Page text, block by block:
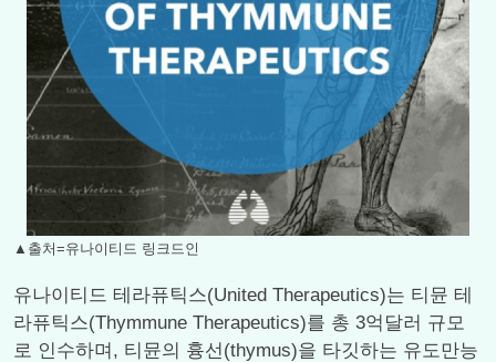
▲출처=유나이티드 링크드인
유나이티드 테라퓨틱스(United Therapeutics)는 티뮨 테
라퓨틱스(Thymmune Therapeutics)를 총 3억달러 규모
로 인수하며, 티뮨의 흉선(thymus)을 타깃하는 유도만능